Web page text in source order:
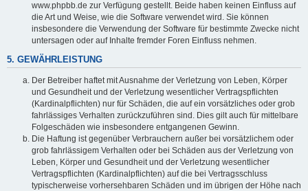
www.phpbb.de zur Verfügung gestellt. Beide haben keinen Einfluss auf
die Art und Weise, wie die Software verwendet wird. Sie können
insbesondere die Verwendung der Software für bestimmte Zwecke nicht
untersagen oder auf Inhalte fremder Foren Einfluss nehmen.
5. GEWÄHRLEISTUNG
Der Betreiber haftet mit Ausnahme der Verletzung von Leben, Körper
und Gesundheit und der Verletzung wesentlicher Vertragspflichten
(Kardinalpflichten) nur für Schäden, die auf ein vorsätzliches oder grob
fahrlässiges Verhalten zurückzuführen sind. Dies gilt auch für mittelbare
Folgeschäden wie insbesondere entgangenen Gewinn.
Die Haftung ist gegenüber Verbrauchern außer bei vorsätzlichem oder
grob fahrlässigem Verhalten oder bei Schäden aus der Verletzung von
Leben, Körper und Gesundheit und der Verletzung wesentlicher
Vertragspflichten (Kardinalpflichten) auf die bei Vertragsschluss
typischerweise vorhersehbaren Schäden und im übrigen der Höhe nach